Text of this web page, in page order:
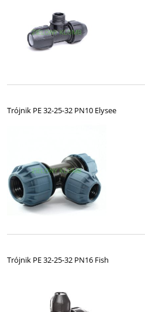
Trójnik PE 32-25-32 PN10 Elysee
Trójnik PE 32-25-32 PN16 Fish